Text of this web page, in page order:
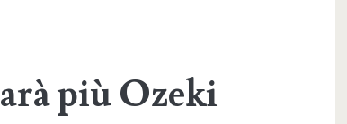
più Ozeki